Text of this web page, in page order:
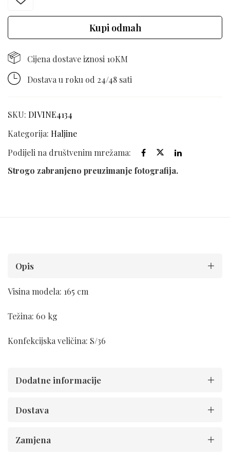
Kupi odmah
Cijena dostave iznosi 10KM
Dostava u roku od 24/48 sati
SKU: DIVINE4134
Kategorija: Haljine
Podijeli na društvenim mrežama:
Strogo zabranjeno preuzimanje fotografija.
Opis
Visina modela: 165 cm
Težina: 60 kg
Konfekcijska veličina: S/36
Dodatne informacije
Dostava
Zamjena